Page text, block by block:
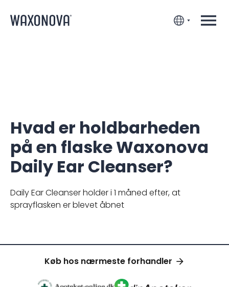
Hvad er holdbarheden
på en flaske Waxonova
Daily Ear Cleanser?
Daily Ear Cleanser holder i 1 måned efter, at
sprayflasken er blevet åbnet
Køb hos nærmeste forhandler